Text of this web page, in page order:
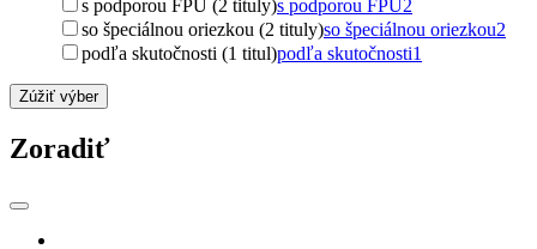
s podporou FPU (2 tituly)s podporou FPU2
so špeciálnou oriezkou (2 tituly)so špeciálnou oriezkou2
podľa skutočnosti (1 titul)podľa skutočnosti1
Zúžiť výber
Zoradiť